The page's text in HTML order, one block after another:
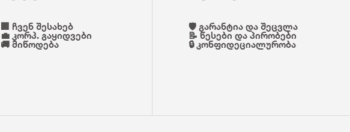
🏢 ჩვენ შესახებ
💼 კორპ. გაყიდვები
🚚 მიწოდება
🛡️ გარანტია და შეცვლა
📝 წესები და პირობები
🔒 კონფიდეციალურობა